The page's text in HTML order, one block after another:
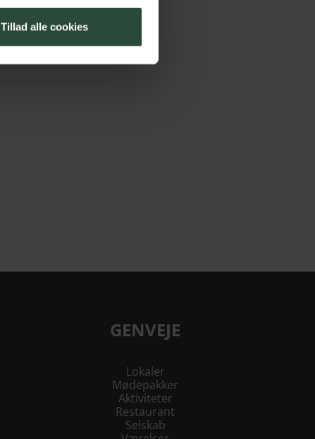
Tillad alle cookies
GENVEJE
Lokaler
Mødepakker
Aktiviteter
Restaurant
Selskab